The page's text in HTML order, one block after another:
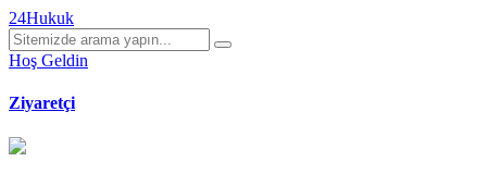
24Hukuk
Hoş Geldin
Ziyaretçi